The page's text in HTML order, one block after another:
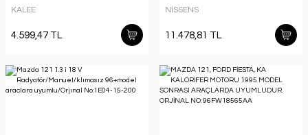
No:BC1M-61-480A
KALEE
4.599,47 TL
UYUMLUDUR. ORJİNAL
NİSSENS
11.478,81 TL